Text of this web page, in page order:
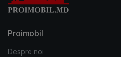
Proimobil
Despre noi